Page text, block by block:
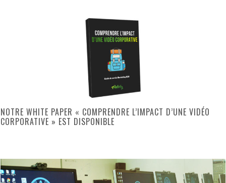
NOTRE WHITE PAPER « COMPRENDRE L’IMPACT D’UNE VIDÉO
CORPORATIVE » EST DISPONIBLE